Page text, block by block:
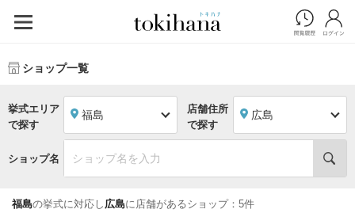
ショップ一覧
挙式エリア
で探す
福島
店舗住所
で探す
広島
ショップ名
福島の挙式に対応し 広島に店舗があるショップ：5件